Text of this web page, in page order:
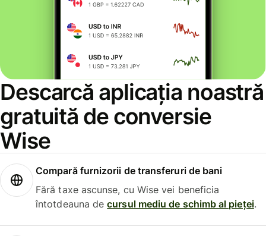
Descarcă aplicația noastră
gratuită de conversie
Wise
Compară furnizorii de transferuri de bani
Fără taxe ascunse, cu Wise vei beneficia
întotdeauna decursul mediu de schimb al pieței.